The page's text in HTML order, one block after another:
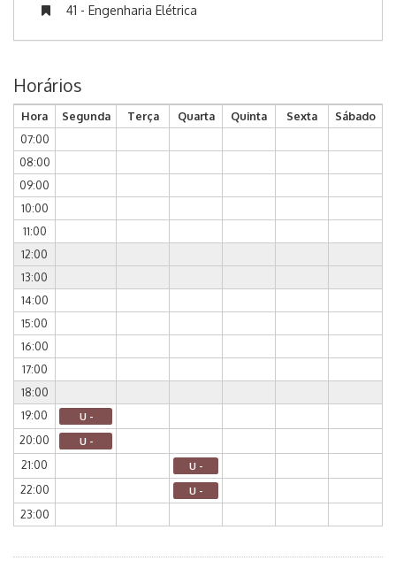
41 - Engenharia Elétrica
Horários
Hora Segunda Terça Quarta Quinta Sexta
Sábado
07:00
08:00
09:00
10:00
11:00
12:00
13:00
14:00
15:00
16:00
17:00
18:00
19:00
U -
20:00 U -
21:00 U -
22:00 U -
23:00